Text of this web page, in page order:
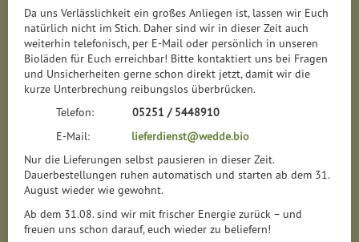
Da uns Verlässlichkeit ein großes Anliegen ist, lassen wir Euch
natürlich nicht im Stich. Daher sind wir in dieser Zeit auch
weiterhin telefonisch, per E-Mail oder persönlich in unseren
Bioläden für Euch erreichbar! Bitte kontaktiert uns bei Fragen
und Unsicherheiten gerne schon direkt jetzt, damit wir die
kurze Unterbrechung reibungslos überbrücken.
Telefon: 05251 / 5448910
E-Mail: lieferdienst@wedde.bio
Nur die Lieferungen selbst pausieren in dieser Zeit.
Dauerbestellungen ruhen automatisch und starten ab dem 31.
August wieder wie gewohnt.
Ab dem 31.08. sind wir mit frischer Energie zurück – und
freuen uns schon darauf, euch wieder zu beliefern!
TREUEWERTSCHÄTZUNG -
KUNDENKARTE
Hier die Kundenkarte
Zum